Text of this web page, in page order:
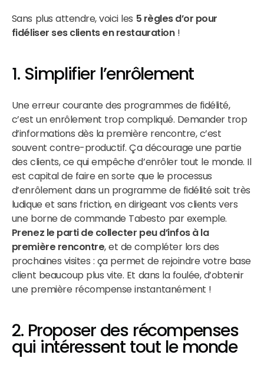
Sans plus attendre, voici les 5 règles d’or pour
fidéliser ses clients en restauration!
1. Simplifier l’enrôlement
Une erreur courante des programmes de fidélité,
c’est un enrôlement trop compliqué. Demander trop
d’informations dès la première rencontre, c’est
souvent contre-productif. Ça décourage une partie
des clients, ce qui empêche d’enrôler tout le monde. Il
est capital de faire en sorte que le processus
d’enrôlement dans un programme de fidélité soit très
ludique et sans friction, en dirigeant vos clients vers
une borne de commande Tabesto par exemple.
Prenez le parti de collecter peu d’infos à la
première rencontre, et de compléter lors des
prochaines visites : ça permet de rejoindre votre base
client beaucoup plus vite. Et dans la foulée, d’obtenir
une première récompense instantanément !
2. Proposer des récompenses
qui intéressent tout le monde